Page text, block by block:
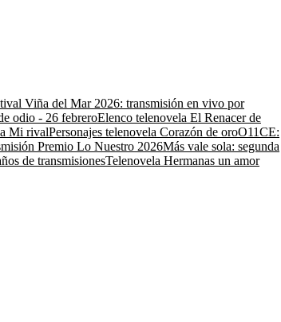
Viña del Mar 2026: transmisión en vivo por
odio - 26 febreroElenco telenovela El Renacer de
Mi rivalPersonajes telenovela Corazón de oroO11CE:
Premio Lo Nuestro 2026Más vale sola: segunda
de transmisionesTelenovela Hermanas un amor